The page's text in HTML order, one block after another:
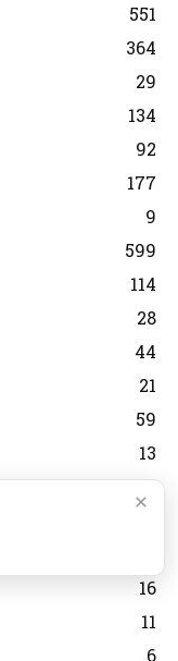
551
364
29
134
92
177
9
599
114
28
44
21
59
13
2
16
11
6
×